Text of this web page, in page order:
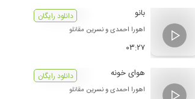
بانو
اهورا احمدیونسرین مقانلو
۰۳:۲۷
دانلود رایگان
هوای خونه
اهورا احمدیونسرین مقانلو
دانلود رایگان